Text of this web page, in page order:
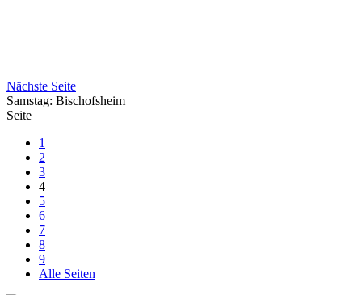
Nächste Seite
Samstag: Bischofsheim
Seite
1
2
3
4
5
6
7
8
9
Alle Seiten